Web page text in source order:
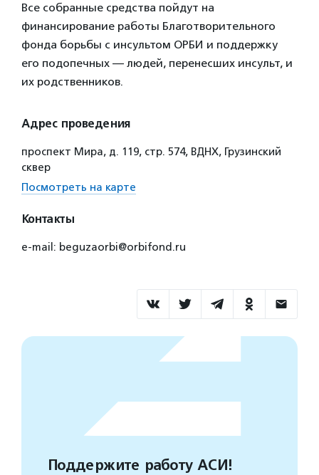
Все собранные средства пойдут на
финансирование работы Благотворительного
фонда борьбы с инсультом ОРБИ и поддержку
его подопечных — людей, перенесших инсульт, и
их родственников.
Адрес проведения
проспект Мира, д. 119, стр. 574, ВДНХ, Грузинский
сквер
Посмотреть на карте
Контакты
e-mail: beguzaorbi@orbifond.ru
Поддержите работу АСИ!